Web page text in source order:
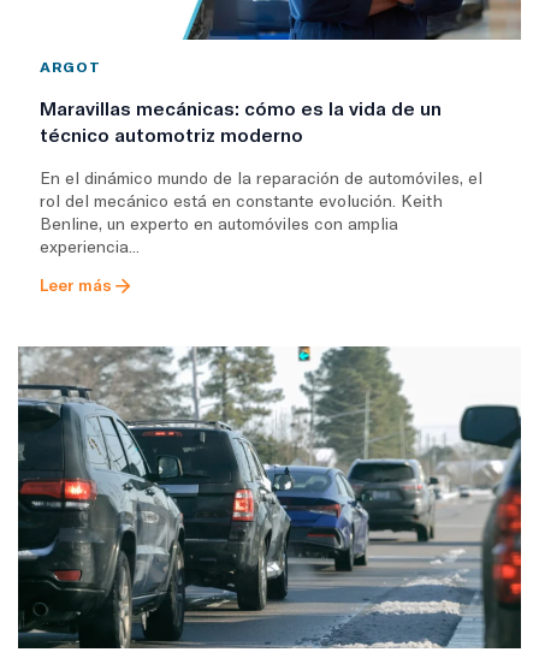
ARGOT
Maravillas mecánicas: cómo es la vida de un
técnico automotriz moderno
En el dinámico mundo de la reparación de automóviles, el
rol del mecánico está en constante evolución. Keith
Benline, un experto en automóviles con amplia
experiencia...
Leer más